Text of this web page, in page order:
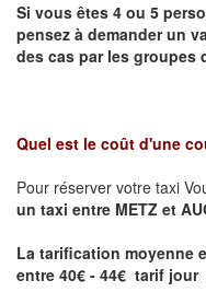
Si vous êtes 4 ou 5
pensez à demander un
des cas par les groupes
Quel est le coût d'une
Pour réserver votre taxi
un taxi entre METZ et
La tarification moyenne
entre 40€ - 44€ tarif jour